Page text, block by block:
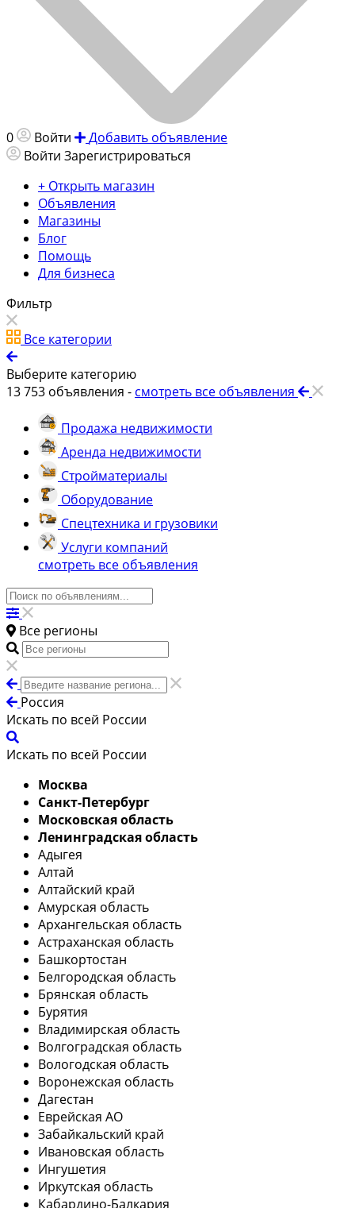
0 Войти
Добавить объявление
Войти Зарегистрироваться
+ Открыть магазин
Объявления
Магазины
Блог
Помощь
Для бизнеса
Фильтр
Все категории
Выберите категорию
13 753 объявления - смотреть все объявления
Продажа недвижимости
Аренда недвижимости
Стройматериалы
Оборудование
Спецтехника и грузовики
Услуги компаний
смотреть все объявления
Все регионы
Россия
Искать по всей России
Искать по всей России
Москва
Санкт-Петербург
Московская область
Ленинградская область
Адыгея
Алтай
Алтайский край
Амурская область
Архангельская область
Астраханская область
Башкортостан
Белгородская область
Брянская область
Бурятия
Владимирская область
Волгоградская область
Вологодская область
Воронежская область
Дагестан
Еврейская АО
Забайкальский край
Ивановская область
Ингушетия
Иркутская область
Кабардино-Балкария